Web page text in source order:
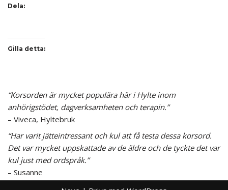
Dela:
Gilla detta:
“Korsorden är mycket populära här i Hylte inom
anhörigstödet, dagverksamheten och terapin.”
– Viveca, Hyltebruk
“Har varit jätteintressant och kul att få testa dessa korsord.
Det var mycket uppskattade av de äldre och de tyckte det var
kul just med ordspråk.”
– Susanne